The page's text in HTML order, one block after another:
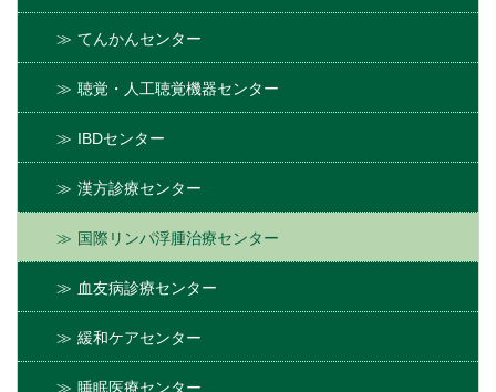
てんかんセンター
聴覚・人工聴覚機器センター
IBDセンター
漢方診療センター
国際リンパ浮腫治療センター
血友病診療センター
緩和ケアセンター
睡眠医療センター